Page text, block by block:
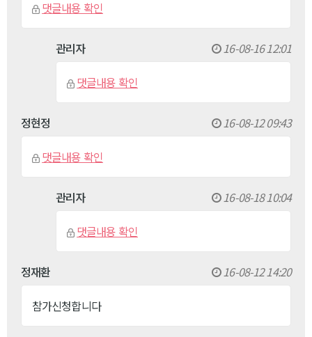
댓글내용 확인
관리자 16-08-16 12:01
댓글내용 확인
정현정 16-08-12 09:43
댓글내용 확인
관리자 16-08-18 10:04
댓글내용 확인
정재환 16-08-12 14:20
참가신청합니다